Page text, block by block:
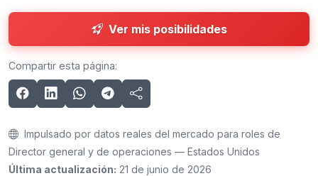
Ver mis posibilidades
Compartir esta página:
Impulsado por datos reales del mercado para roles de
Director general y de operaciones — Estados Unidos
Última actualización: 21 de junio de 2026